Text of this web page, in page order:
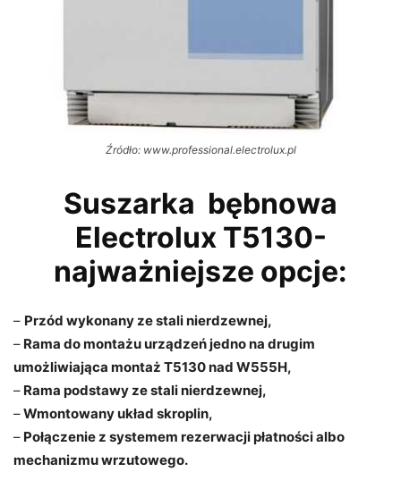
Źródło: www.professional.electrolux.pl
Suszarka bębnowa
Electrolux T5130-
najważniejsze opcje:
– Przód wykonany ze stali nierdzewnej,
– Rama do montażu urządzeń jedno na drugim
umożliwiająca montaż T5130 nad W555H,
– Rama podstawy ze stali nierdzewnej,
–Wmontowany układ skroplin,
– Połączenie z systemem rezerwacji płatności albo
mechanizmu wrzutowego.